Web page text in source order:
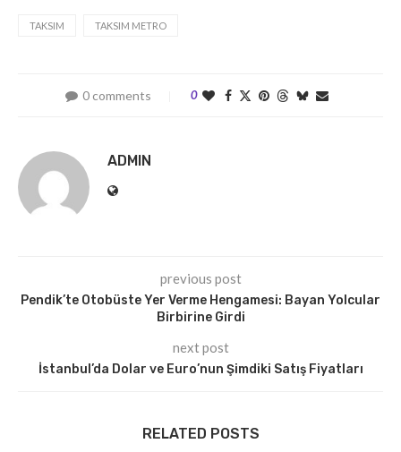
TAKSIM TAKSIM METRO
0 comments 0
ADMIN
previous post
Pendik’te Otobüste Yer Verme Hengamesi: Bayan Yolcular
Birbirine Girdi
next post
İstanbul’da Dolar ve Euro’nun Şimdiki Satış Fiyatları
RELATED POSTS